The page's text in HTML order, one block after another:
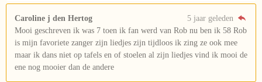
Caroline j den Hertog
5 jaar geleden
Mooi geschreven ik was 7 toen ik fan werd van Rob nu ben ik 58 Rob
is mijn favoriete zanger zijn liedjes zijn tijdloos ik zing ze ook mee
maar ik dans niet op tafels en of stoelen al zijn liedjes vind ik mooi de
ene nog mooier dan de andere